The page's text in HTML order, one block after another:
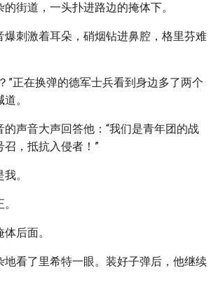
街道，一头扑进路边的掩体下。
爆刺激着耳朵，硝烟钻进鼻腔，格里芬难
”正在换弹的德军士兵看到身边多了两个
。
的声音大声回答他：“我们是青年团的战
，抵抗入侵者！”
。
后面。
地看了里希特一眼。装好子弹后，他继续